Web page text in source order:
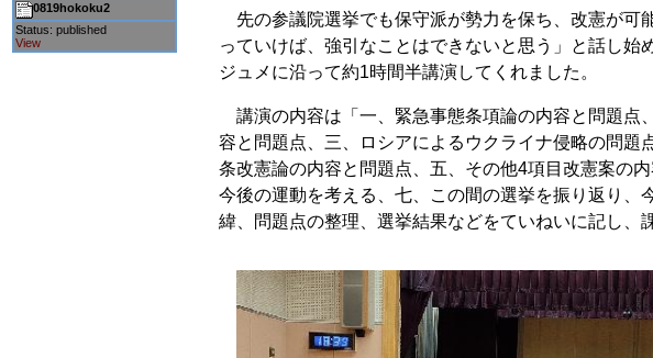
0819hokoku2
Status: published
View
先の参議院選挙でも保守派が勢力を保ち、改憲が可
っていけば、強引なことはできないと思う」と話し始
ジュメに沿って約1時間半講演してくれました。
講演の内容は「一、緊急事態条項論の内容と問題点
容と問題点、三、ロシアによるウクライナ侵略の問題
条改憲論の内容と問題点、五、その他4項目改憲案の
今後の運動を考える、七、この間の選挙を振り返り、
緯、問題点の整理、選挙結果などをていねいに記し、